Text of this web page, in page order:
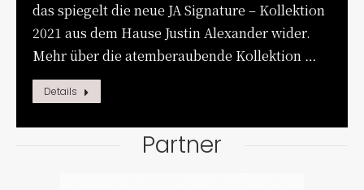
das spiegelt die neue JA Signature – Kollektion
2021 aus dem Hause Justin Alexander wider.
Mehr über die atemberaubende Kollektion …
Details
Partner